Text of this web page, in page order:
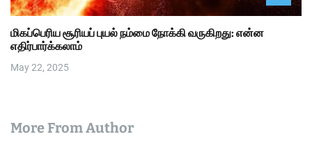
மிகப்பெரிய சூரியப் புயல் நம்மை நோக்கி வருகிறது: என்ன
எதிர்பார்க்கலாம்
May 22, 2025
More From Author